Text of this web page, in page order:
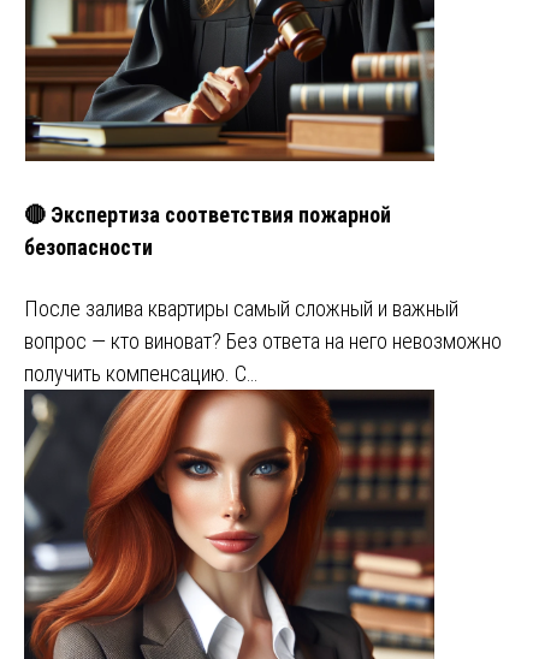
🔴 Экспертиза соответствия пожарной
безопасности
После залива квартиры самый сложный и важный
вопрос — кто виноват? Без ответа на него невозможно
получить компенсацию. С…